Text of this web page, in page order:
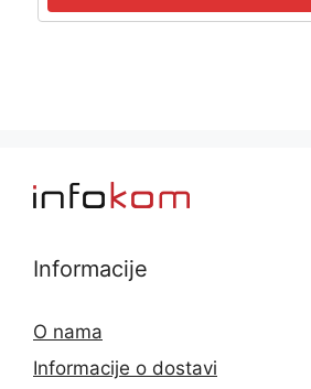
Informacije
O nama
Informacije o dostavi